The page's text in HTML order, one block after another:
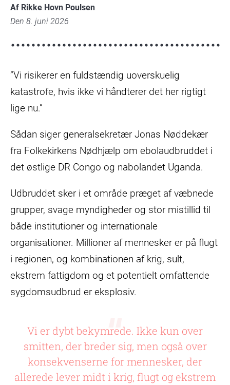
195303-
Af Rikke Hovn Poulsen
Den 8. juni 2026
”Vi risikerer en fuldstændig uoverskuelig
katastrofe, hvis ikke vi håndterer det her rigtigt
lige nu.”
Sådan siger generalsekretær Jonas Nøddekær
fra Folkekirkens Nødhjælp om ebolaudbruddet i
det østlige DR Congo og nabolandet Uganda.
Udbruddet sker i et område præget af væbnede
grupper, svage myndigheder og stor mistillid til
både institutioner og internationale
organisationer. Millioner af mennesker er på flugt
i regionen, og kombinationen af krig, sult,
ekstrem fattigdom og et potentielt omfattende
sygdomsudbrud er eksplosiv.
Vi er dybt bekymrede. Ikke kun over
smitten, der breder sig, men også over
konsekvenserne for mennesker, der
allerede lever midt i krig, flugt og ekstrem